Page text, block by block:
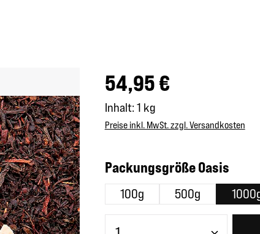
Regulärer Preis:
54,95 €
Inhalt: 1 kg
Preise inkl. MwSt. zzgl. Versandkosten
Packungsgröße Oasis
100g 500g
Produkt Anzahl: Gib den